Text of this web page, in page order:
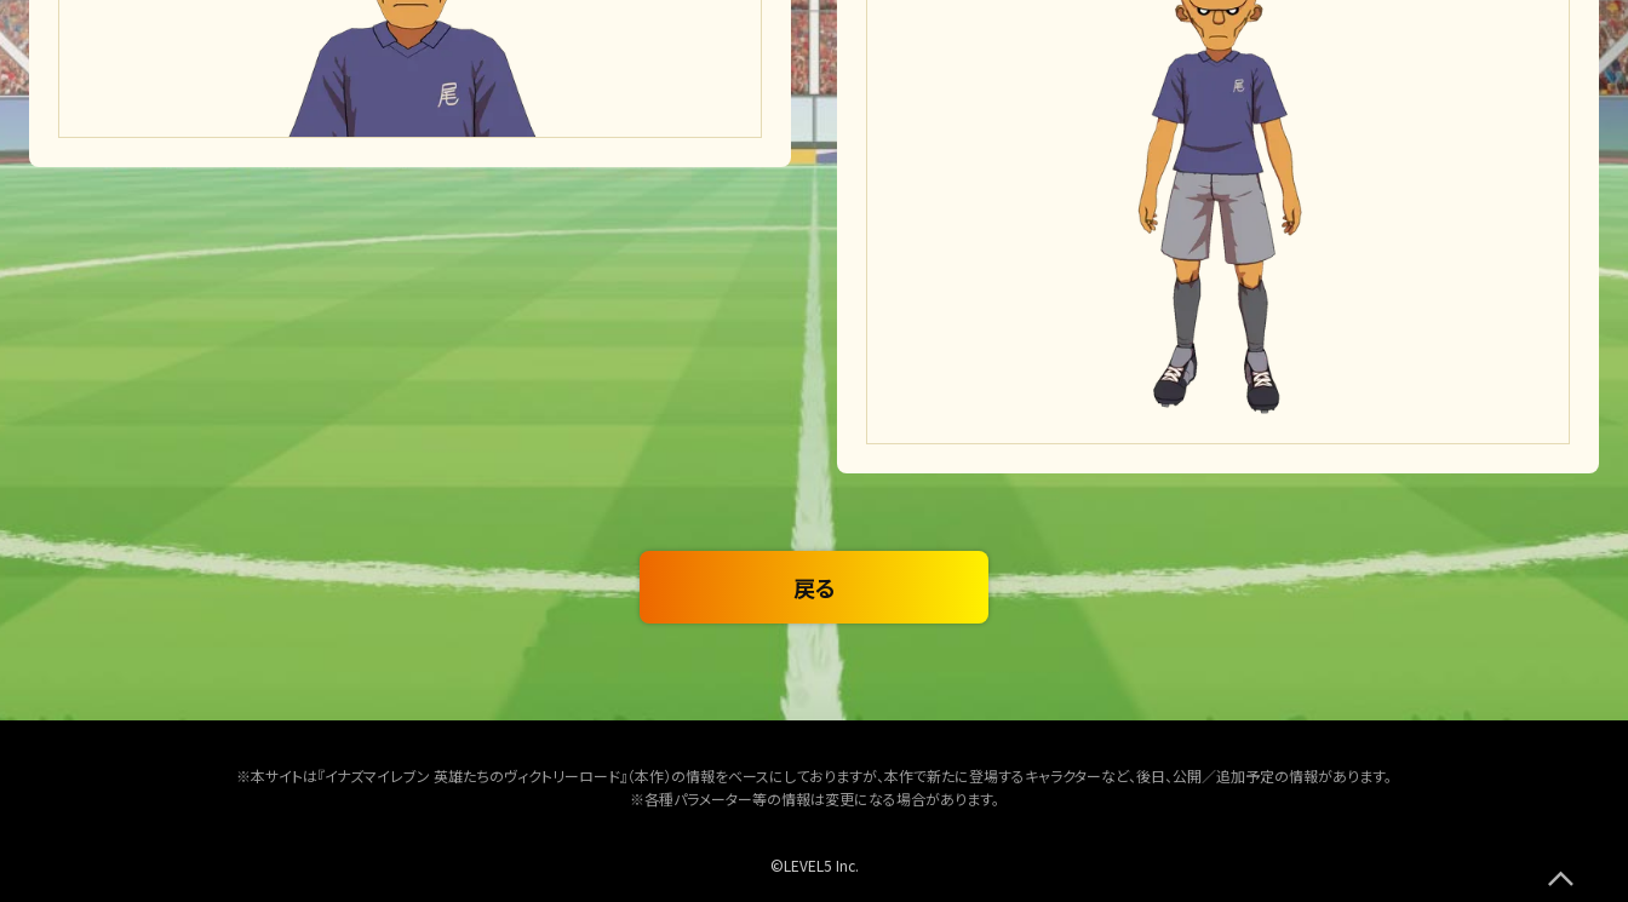
戻る
※本サイトは『イナズマイレブン 英雄たちのヴィクトリーロード』（本作）の情報をベースにしておりますが、本作で新たに登場するキャラクターなど、後日、公開／追加予定の情報があります。
※各種パラメーター等の情報は変更になる場合があります。
©LEVEL5 Inc.